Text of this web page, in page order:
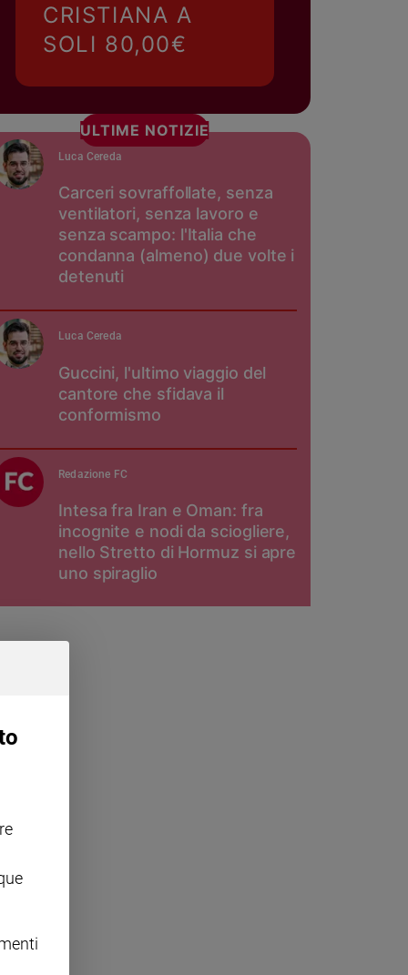
CRISTIANA A
SOLI 80,00€
ULTIME NOTIZIE
Carceri sovraffollate, senza
ventilatori, senza lavoro e
senza scampo: l'Italia che
condanna (almeno) due volte i
detenuti
Luca Cereda
Guccini, l'ultimo viaggio del
cantore che sfidava il
conformismo
Luca Cereda
Intesa fra Iran e Oman: fra
incognite e nodi da sciogliere,
nello Stretto di Hormuz si apre
uno spiraglio
Redazione FC